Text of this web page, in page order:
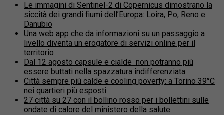
Le immagini di Sentinel-2 di Copernicus dimostrano la
siccità dei grandi fiumi dell’Europa: Loira, Po, Reno e
Danubio
Una web app che da informazioni su un passaggio a
livello diventa un erogatore di servizi online per il
territorio
Dal 12 agosto capsule e cialde non potranno più
essere buttati nella spazzatura indifferenziata
Città sempre più calde e cooling poverty: a Torino 39°C
nei quartieri più esposti
27 città su 27 con il bollino rosso per i bollettini sulle
ondate di calore del ministero della salute